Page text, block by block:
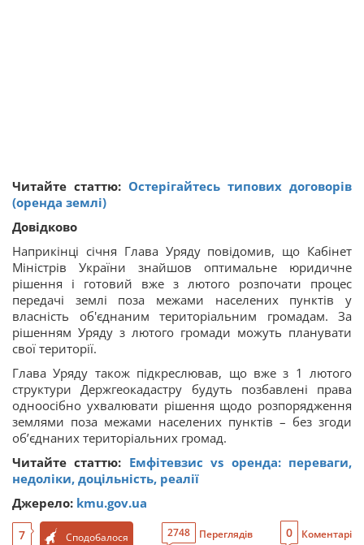
Читайте статтю: Остерігайтесь типових договорів
(оренда землі)
Довідково
Наприкінці січня Глава Уряду повідомив, що Кабінет
Міністрів України знайшов оптимальне юридичне
рішення і готовий вже з лютого розпочати процес
передачі землі поза межами населених пунктів у
власність об'єднаним територіальним громадам. За
рішенням Уряду з лютого громади можуть планувати
свої території.
Глава Уряду також підкреслював, що вже з 1 лютого
структури Держгеокадастру будуть позбавлені права
одноосібно ухвалювати рішення щодо розпорядження
землями поза межами населених пунктів – без згоди
об’єднаних територіальних громад.
Читайте статтю: Емфітевзис vs оренда: переваги,
недоліки, доцільність, реалії
Джерело: kmu.gov.ua
7 Сподобалося 2748 Переглядів 0 Коментарі